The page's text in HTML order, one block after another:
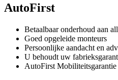
AutoFirst
Betaalbaar onderhoud aan
Goed opgeleide monteurs
Persoonlijke aandacht en
U behoudt uw
AutoFirst